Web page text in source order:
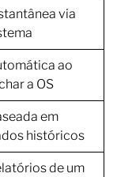
via
ao
a OS
em
históricos
de um